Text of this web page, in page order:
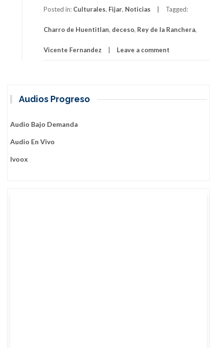
Vicente
el
de
Posted in: Culturales, Fijar, Noticias Tagged:
Charro de Huentitlan, deceso, Rey de la Ranchera,
Vicente Fernandez Leave a comment
Audios Progreso
Audio Bajo Demanda
Audio En Vivo
Ivoox